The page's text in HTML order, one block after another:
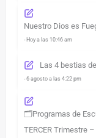
Nuestro Dios es
- Hoy a las 10:46 am
Las 4 bestias
- 6 agosto a las 4:22 pm
🗂️Programas de
TERCER Trimestre –